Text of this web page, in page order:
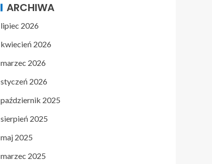
ARCHIWA
lipiec 2026
kwiecień 2026
marzec 2026
styczeń 2026
październik 2025
sierpień 2025
maj 2025
marzec 2025